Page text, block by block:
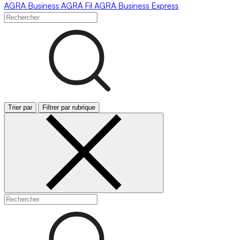
AGRA Business AGRA Fil AGRA Business Express
Trier par Filtrer par rubrique